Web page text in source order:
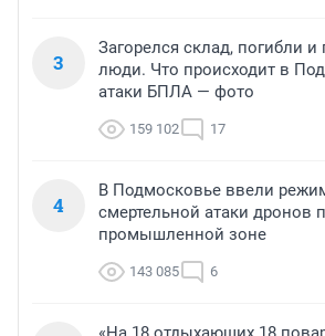
3
Загорелся склад, погибли и
люди. Что происходит в
атаки БПЛА — фото
159 102 17
4
В Подмосковье ввели
смертельной атаки дронов
промышленной зоне
143 085 6